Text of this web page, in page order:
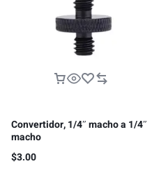
Convertidor, 1/4″ macho a 1/4″
macho
$3.00